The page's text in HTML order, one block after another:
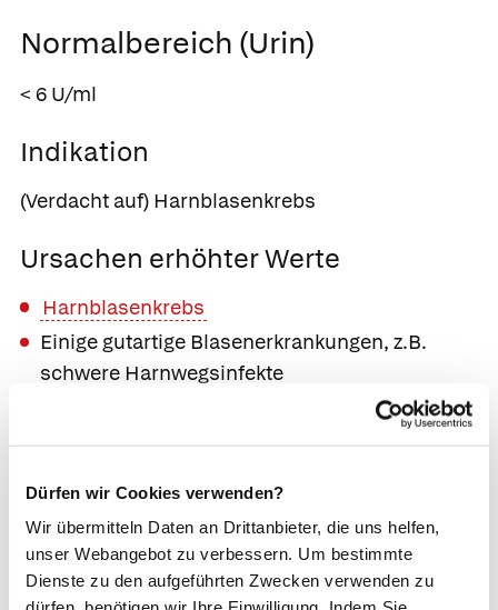
Dürfen wir Cookies verwenden?
Wir übermitteln Daten an Drittanbieter, die uns helfen,
unser Webangebot zu verbessern. Um bestimmte
Dienste zu den aufgeführten Zwecken verwenden zu
Normalbereich (Urin)
< 6 U/ml
Indikation
(Verdacht auf) Harnblasenkrebs
Ursachen erhöhter Werte
Harnblasenkrebs
Einige gutartige Blasenerkrankungen, z.B.
schwere Harnwegsinfekte
Für ungefähr drei Wochen: Manipulationen an
der Harnblase, z.B. Legen eines
Hinweise
Der Test auf NMP22 ist als Screening-